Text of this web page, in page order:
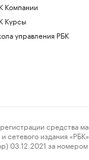
Компании
Курсы
управления РБК
средства
издания
03.12.2021 за